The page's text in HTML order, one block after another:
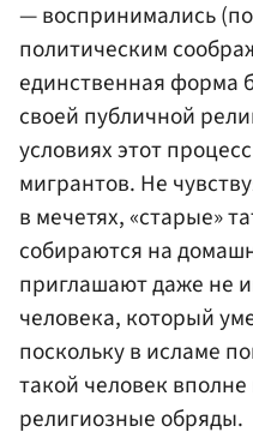
— воспринимались
политическим
единственная форма
своей публичной
условиях этот
мигрантов. Не
в мечетях, «старые»
собираются на
приглашают даже не
человека, который
поскольку в исламе
такой человек
религиозные обряды.